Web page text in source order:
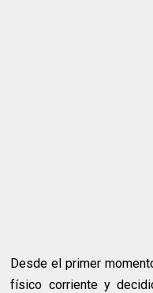
Desde el primer
físico corriente y